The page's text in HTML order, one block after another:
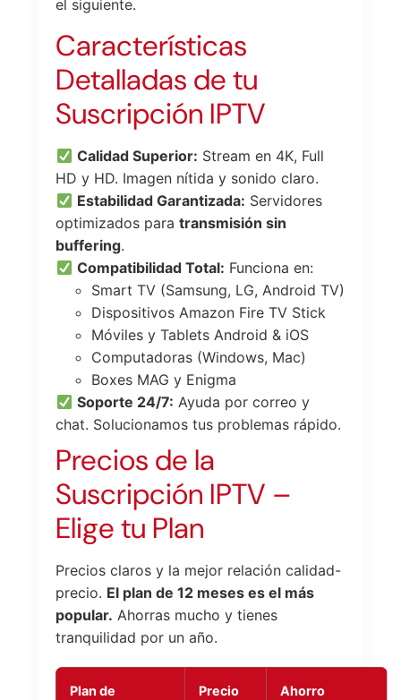
el siguiente.
Características
Detalladas de tu
Suscripción IPTV
Calidad Superior: Stream en 4K, Full
HD y HD. Imagen nítida y sonido claro.
Estabilidad Garantizada: Servidores
optimizados paratransmisión sin
buffering.
Compatibilidad Total: Funciona en:
Smart TV (Samsung, LG, Android TV)
Dispositivos Amazon Fire TV Stick
Móviles y Tablets Android & iOS
Computadoras (Windows, Mac)
Boxes MAG y Enigma
Soporte 24/7: Ayuda por correo y
chat. Solucionamos tus problemas rápido.
Precios de la
Suscripción IPTV –
Elige tu Plan
Precios claros y la mejor relación calidad-
precio. El plan de 12 meses es el más
popular. Ahorras mucho y tienes
tranquilidad por un año.
Plan de
Precio Ahorro